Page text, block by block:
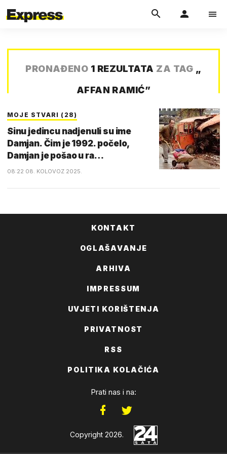
PRONAĐENO 1 REZULTATA ZA TAG „
AFFAN RAMIĆ”
MOJE STVARI (28)
Sinu jedincu nadjenuli su ime
Damjan. Čim je 1992. počelo,
Damjan je pošao u ra…
08:22 08. KOLOVOZ 2025.
KONTAKT
OGLAŠAVANJE
ARHIVA
IMPRESSUM
UVJETI KORIŠTENJA
PRIVATNOST
RSS
POLITIKA KOLAČIĆA
Prati nas i na:
Copyright 2026.